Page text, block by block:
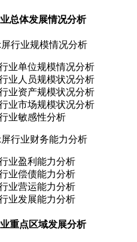
总体发展情况分析
行业规模情况分析
单位规模情况分析
人员规模状况分析
资产规模状况分析
市场规模状况分析
敏感性分析
行业财务能力分析
盈利能力分析
偿债能力分析
营运能力分析
发展能力分析
重点区域发展分析